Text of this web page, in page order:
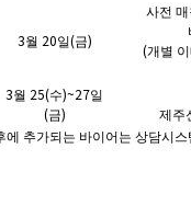
3월 20일(금)
사전 매
(개별
3월 25(수)~27일
(금)
제주
에 추가되는 바이어는 상담시스